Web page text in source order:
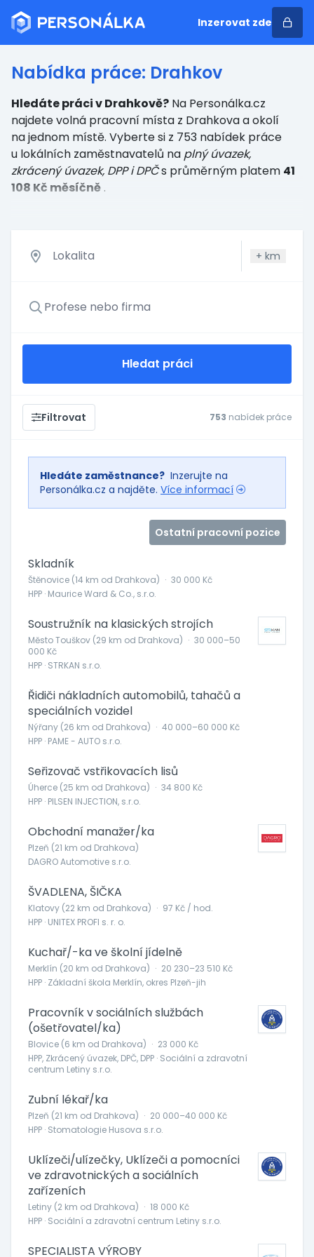
Inzerovat zde
Nabídka práce: Drahkov
Hledáte práci v Drahkově? Na Personálka.cz
najdete volná pracovní místa z Drahkova a okolí
na jednom místě. Vyberte si z 753 nabídek práce
u lokálních zaměstnavatelů na plný úvazek,
zkrácený úvazek, DPP i DPČs průměrným platem 41
108 Kč měsíčně .
+ km
Hledat práci
Filtrovat 753 nabídek práce
Hledáte zaměstnance? Inzerujte na
Personálka.cz a najděte. Více informací
Ostatní pracovní pozice
Skladník
Štěnovice (14 km od Drahkova) · 30 000 Kč
HPP · Maurice Ward & Co., s.r.o.
Soustružník na klasických strojích
Město Touškov (29 km od Drahkova) · 30 000–50
000 Kč
HPP · STRKAN s.r.o.
Řidiči nákladních automobilů, tahačů a
speciálních vozidel
Nýřany (26 km od Drahkova) · 40 000–60 000 Kč
HPP · PAME - AUTO s.r.o.
Seřizovač vstřikovacích lisů
Úherce (25 km od Drahkova) · 34 800 Kč
HPP · PILSEN INJECTION, s.r.o.
Obchodní manažer/ka
Plzeň (21 km od Drahkova)
DAGRO Automotive s.r.o.
ŠVADLENA, ŠIČKA
Klatovy (22 km od Drahkova) · 97 Kč / hod.
HPP · UNITEX PROFI s. r. o.
Kuchař/-ka ve školní jídelně
Merklín (20 km od Drahkova) · 20 230–23 510 Kč
HPP · Základní škola Merklín, okres Plzeň-jih
Pracovník v sociálních službách
(ošetřovatel/ka)
Blovice (6 km od Drahkova) · 23 000 Kč
HPP, Zkrácený úvazek, DPČ, DPP · Sociální a zdravotní
centrum Letiny s.r.o.
Zubní lékař/ka
Plzeň (21 km od Drahkova) · 20 000–40 000 Kč
HPP · Stomatologie Husova s.r.o.
Uklízeči/ulízečky, Uklízeči a pomocníci
ve zdravotnických a sociálních
zařízeních
Letiny (2 km od Drahkova) · 18 000 Kč
HPP · Sociální a zdravotní centrum Letiny s.r.o.
SPECIALISTA VÝROBY